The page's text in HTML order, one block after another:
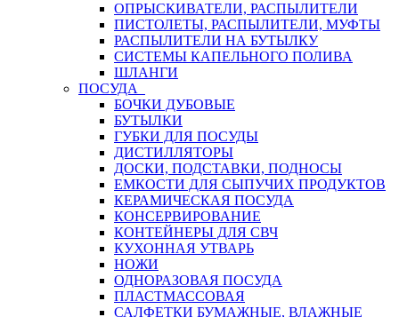
ОПРЫСКИВАТЕЛИ, РАСПЫЛИТЕЛИ
ПИСТОЛЕТЫ, РАСПЫЛИТЕЛИ, МУФТЫ
РАСПЫЛИТЕЛИ НА БУТЫЛКУ
СИСТЕМЫ КАПЕЛЬНОГО ПОЛИВА
ШЛАНГИ
ПОСУДА
БОЧКИ ДУБОВЫЕ
БУТЫЛКИ
ГУБКИ ДЛЯ ПОСУДЫ
ДИСТИЛЛЯТОРЫ
ДОСКИ, ПОДСТАВКИ, ПОДНОСЫ
ЕМКОСТИ ДЛЯ СЫПУЧИХ ПРОДУКТОВ
КЕРАМИЧЕСКАЯ ПОСУДА
КОНСЕРВИРОВАНИЕ
КОНТЕЙНЕРЫ ДЛЯ СВЧ
КУХОННАЯ УТВАРЬ
НОЖИ
ОДНОРАЗОВАЯ ПОСУДА
ПЛАСТМАССОВАЯ
САЛФЕТКИ БУМАЖНЫЕ, ВЛАЖНЫЕ